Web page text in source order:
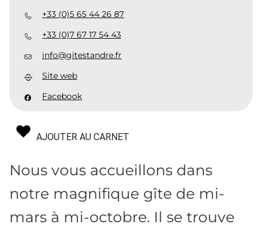
+33 (0)5 65 44 26 87
+33 (0)7 67 17 54 43
info@gitestandre.fr
Site web
Facebook
AJOUTER AU CARNET
Nous vous accueillons dans
notre magnifique gîte de mi-
mars à mi-octobre. Il se trouve